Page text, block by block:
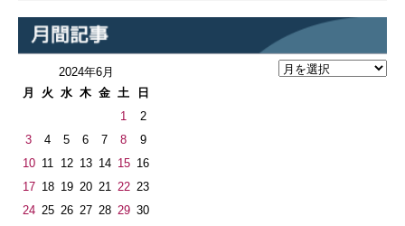
2024年6月
月
火 水 木 金 土 日
1
2
3
4 5 6 7 8
9
10 11 12 13 14 15 16
17 18 19 20 21 22 23
24 25 26 27 28 29 30